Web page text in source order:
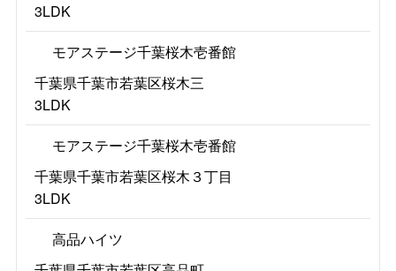
3LDK
モアステージ千葉桜木壱番館
千葉県千葉市若葉区桜木三
3LDK
モアステージ千葉桜木壱番館
千葉県千葉市若葉区桜木３丁目
3LDK
高品ハイツ